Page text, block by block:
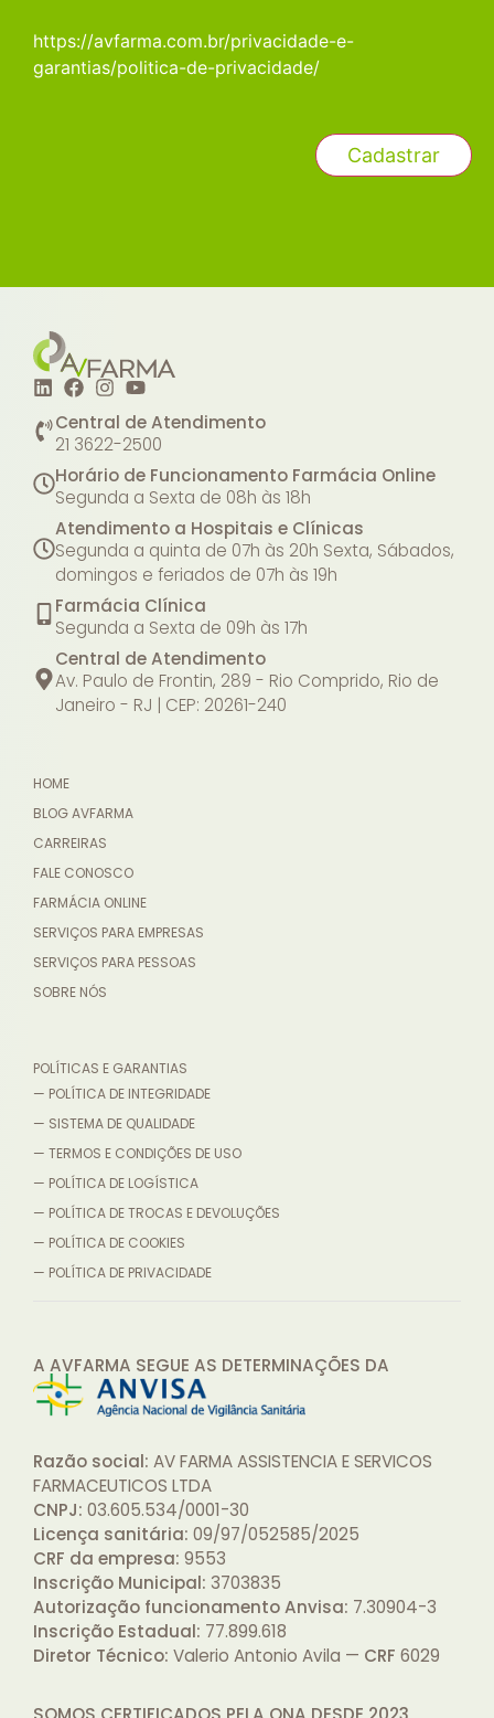
https://avfarma.com.br/privacidade-e-
garantias/politica-de-privacidade/
Central de Atendimento
21 3622-2500
Horário de Funcionamento Farmácia Online
Segunda a Sexta de 08h às 18h
Atendimento a Hospitais e Clínicas
Segunda a quinta de 07h às 20h Sexta, Sábados,
domingos e feriados de 07h às 19h
Farmácia Clínica
Segunda a Sexta de 09h às 17h
Central de Atendimento
Av. Paulo de Frontin, 289 - Rio Comprido, Rio de
Janeiro - RJ | CEP: 20261-240
HOME
BLOG AVFARMA
CARREIRAS
FALE CONOSCO
FARMÁCIA ONLINE
SERVIÇOS PARA EMPRESAS
SERVIÇOS PARA PESSOAS
SOBRE NÓS
POLÍTICAS E GARANTIAS
— POLÍTICA DE INTEGRIDADE
— SISTEMA DE QUALIDADE
— TERMOS E CONDIÇÕES DE USO
— POLÍTICA DE LOGÍSTICA
— POLÍTICA DE TROCAS E DEVOLUÇÕES
— POLÍTICA DE COOKIES
— POLÍTICA DE PRIVACIDADE
A AVFARMA SEGUE AS DETERMINAÇÕES DA
Razão social: AV FARMA ASSISTENCIA E SERVICOS
FARMACEUTICOS LTDA
CNPJ: 03.605.534/0001-30
Licença sanitária: 09/97/052585/2025
CRF da empresa: 9553
Inscrição Municipal: 3703835
Autorização funcionamento Anvisa: 7.30904-3
Inscrição Estadual: 77.899.618
Diretor Técnico: Valerio Antonio Avila — CRF 6029